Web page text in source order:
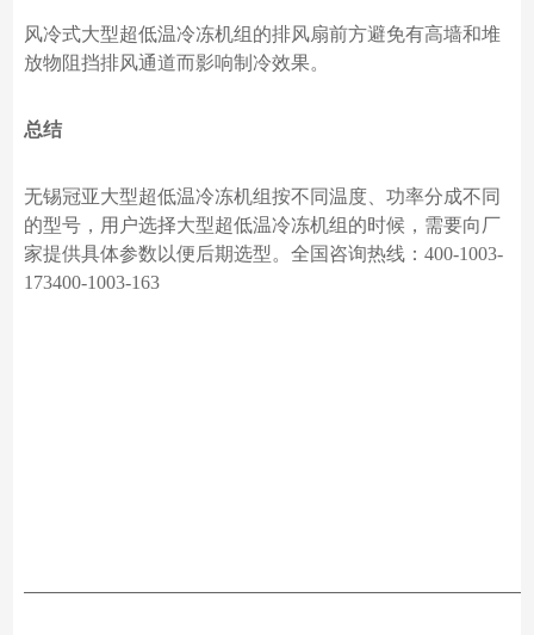
风冷式大型超低温冷冻机组的排风扇前方避免有高墙和堆
放物阻挡排风通道而影响制冷效果。
总结
无锡冠亚大型超低温冷冻机组按不同温度、功率分成不同
的型号，用户选择大型超低温冷冻机组的时候，需要向厂
家提供具体参数以便后期选型。 全国咨询热线： 400-1003-
173400-1003-163